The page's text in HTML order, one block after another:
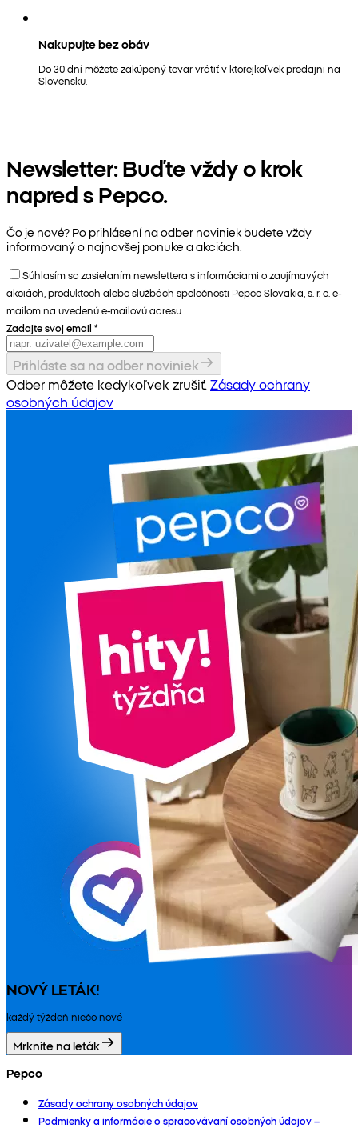
Nakupujte bez obáv
Do 30 dní môžete zakúpený tovar vrátiť v ktorejkoľvek predajni na
Slovensku.
Newsletter: Buďte vždy o krok
napred s Pepco.
Čo je nové? Po prihlásení na odber noviniek budete vždy
informovaný o najnovšej ponuke a akciách.
Súhlasím so zasielaním newslettera s informáciami o zaujímavých
akciách, produktoch alebo službách spoločnosti Pepco Slovakia, s. r. o. e-
mailom na uvedenú e-mailovú adresu.
Zadajte svoj email *
Prihláste sa na odber noviniek
Odber môžete kedykoľvek zrušiť. Zásady ochrany
osobných údajov
NOVÝ LETÁK!
každý týždeň niečo nové
Mrknite na leták
Pepco
Zásady ochrany osobných údajov
Podmienky a informácie o spracovávaní osobných údajov –